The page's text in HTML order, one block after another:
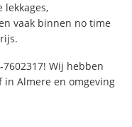
lekkages,
vaak binnen no time
Wij hebben
Almere en omgeving